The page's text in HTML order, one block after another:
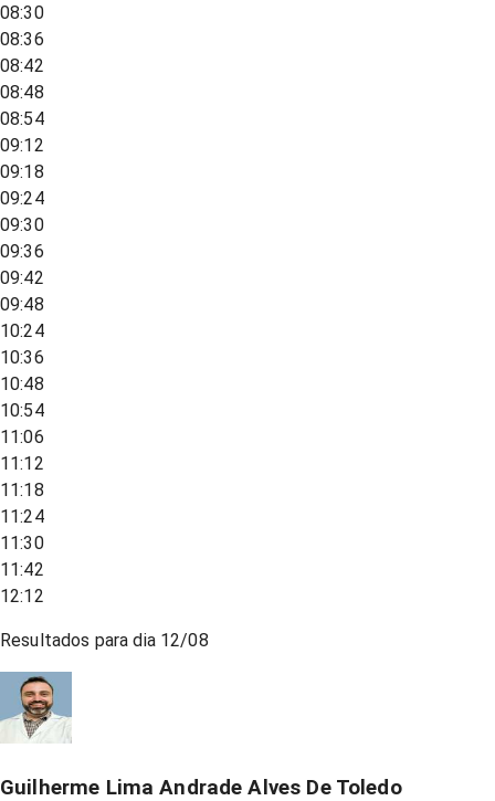
08:30
08:36
08:42
08:48
08:54
09:12
09:18
09:24
09:30
09:36
09:42
09:48
10:24
10:36
10:48
10:54
11:06
11:12
11:18
11:24
11:30
11:42
12:12
Resultados para dia 12/08
Guilherme Lima Andrade Alves De Toledo